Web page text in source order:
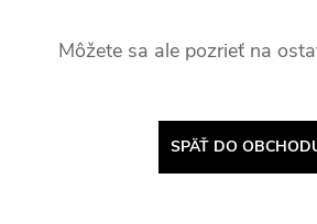
Môžete sa ale pozrieť na
SPÄŤ DO